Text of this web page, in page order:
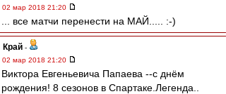
02 мар 2018 21:20
... все матчи перенести на МАЙ..... :-)
Край -
02 мар 2018 21:20
Виктора Евгеньевича Папаева --с днём
рождения! 8 сезонов в Спартаке.Легенда..